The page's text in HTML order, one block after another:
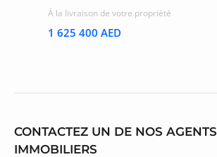
À la livraison de votre propriété
1 625 400 AED
CONTACTEZ UN DE NOS AGENTS
IMMOBILIERS